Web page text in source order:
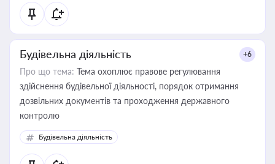
Будівельна діяльність +6
Про що тема: Тема охоплює правове регулювання
здійснення будівельної діяльності, порядок отримання
дозвільних документів та проходження державного
контролю
Будівельна діяльність